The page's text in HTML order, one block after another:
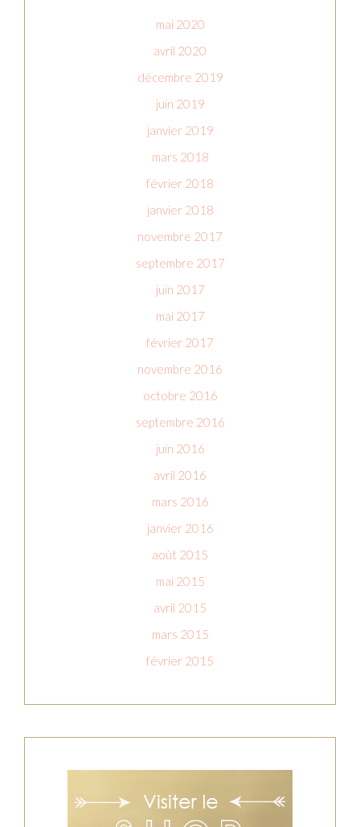
mai 2020
avril 2020
décembre 2019
juin 2019
janvier 2019
mars 2018
février 2018
janvier 2018
novembre 2017
septembre 2017
juin 2017
mai 2017
février 2017
novembre 2016
octobre 2016
septembre 2016
juin 2016
avril 2016
mars 2016
janvier 2016
août 2015
mai 2015
avril 2015
mars 2015
février 2015